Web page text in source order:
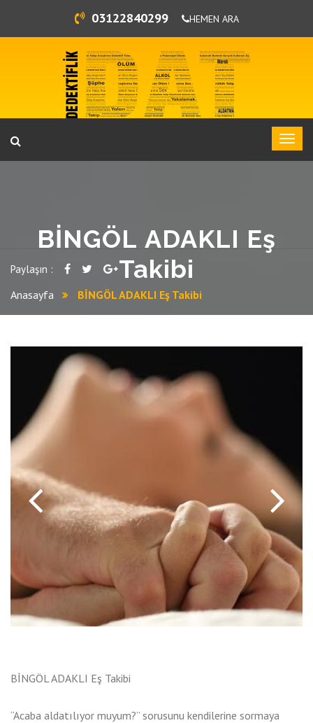
03122840299 HEMEN ARA
BİNGÖL ADAKLI Eş
Takibi
Paylaşın :
Anasayfa BİNGÖL ADAKLI Eş Takibi
BİNGÖL ADAKLI Eş Takibi
“Acaba aldatılıyor muyum?” sorusunu kendilerine sormaya